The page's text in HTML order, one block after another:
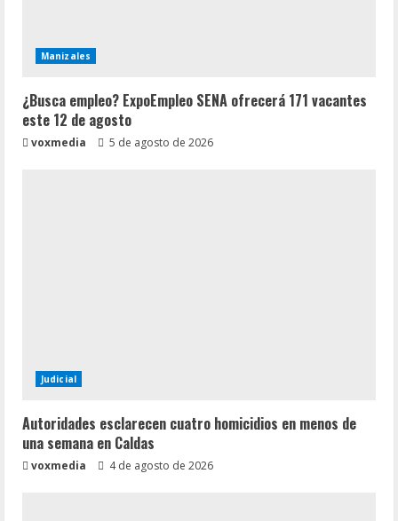
Manizales
¿Busca empleo? ExpoEmpleo SENA ofrecerá 171 vacantes
este 12 de agosto
voxmedia 5 de agosto de 2026
Judicial
Autoridades esclarecen cuatro homicidios en menos de
una semana en Caldas
voxmedia 4 de agosto de 2026